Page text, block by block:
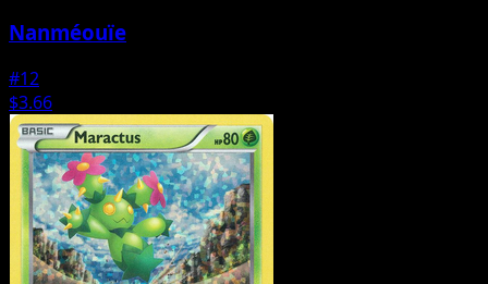
Nanméouïe
#12
$3.66